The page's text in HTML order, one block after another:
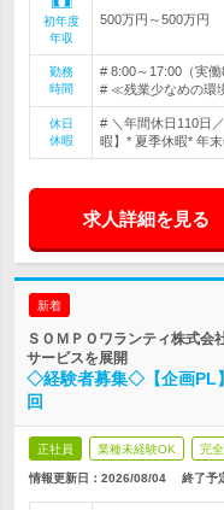
初年度
年収
500万円～500万円
勤務
時間
# 8:00～17:00（実
# ≪残業少なめの環
休日
休暇
# ＼年間休日110日
暇】* 夏季休暇* 年
求人詳細を見る
新着
ＳＯＭＰＯワランティ株式会
サービスを展開
◇経験者募集◇【企画PL
回
正社員 業種未経験OK 完
情報更新日：2026/08/04 終了予